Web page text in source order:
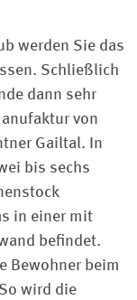
werden Sie das
Schließlich
dann sehr
von
Gailtal. In
bis sechs
in einer mit
befindet.
Bewohner beim
wird die